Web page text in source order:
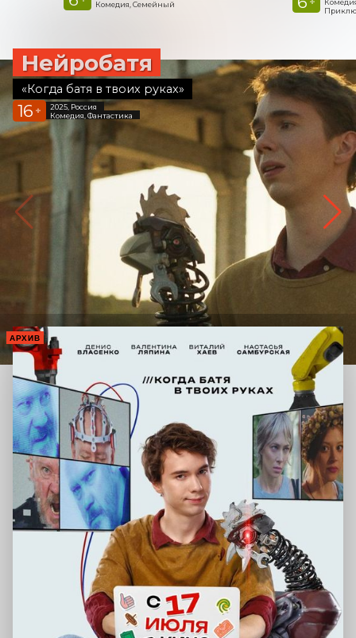
Комедия, Семейный
Нейробатя
«Когда батя в твоих руках»
16 +
2025, Россия
Комедия, Фантастика
АРХИВ